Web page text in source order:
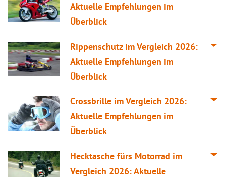
Aktuelle Empfehlungen im
Überblick
Rippenschutz imVergleich 2026:
Aktuelle Empfehlungen im
Überblick
Crossbrille imVergleich 2026:
Aktuelle Empfehlungen im
Überblick
Hecktasche fürs Motorrad im
Vergleich 2026: Aktuelle